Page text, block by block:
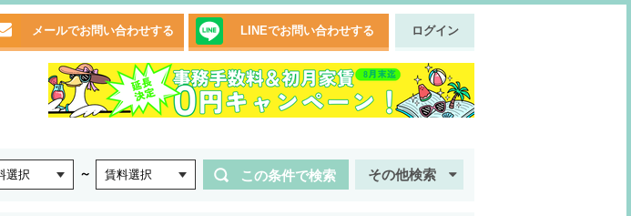
メールでお問い合わせする LINEでお問い合わせする ログイン
選択 ～ 賃料選択 この条件で検索 その他検索